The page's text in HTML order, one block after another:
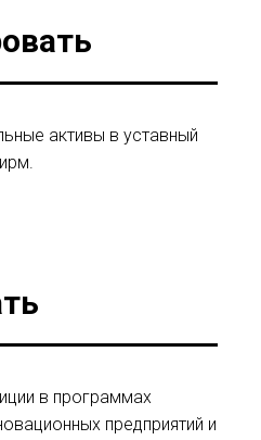
активы в уставный
в программах
предприятий и